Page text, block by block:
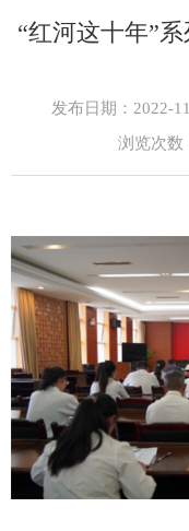
“红河这十年”
发布日期：2022-
浏览次数